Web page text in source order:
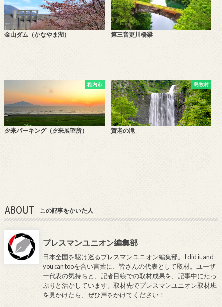
金山ダム（かなやま湖） 第三音更川橋梁
稚内市
夕来パーキング（夕来展望所）
島牧村
賀老の滝
ABOUT この記事をかいた人
プレスマンユニオン編集部
日本全国を駆け巡るプレスマンユニオン編集部。I did it,and
you can tooを合い言葉に、皆さんの代表として取材。ユーザ
ー代表の気持ちと、記者目線での取材成果を、記事中にたっ
ぷりと活かしています。取材先でプレスマンユニオン取材班
を見かけたら、ぜひ声をかけてください！